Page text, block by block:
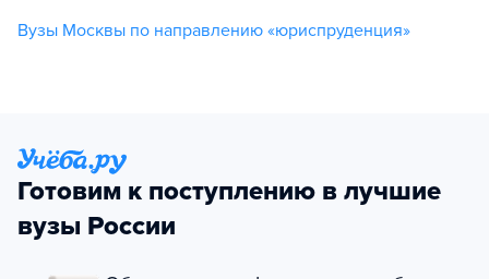
Вузы Москвы по направлению «юриспруденция»
Готовим к поступлению в лучшие
вузы России